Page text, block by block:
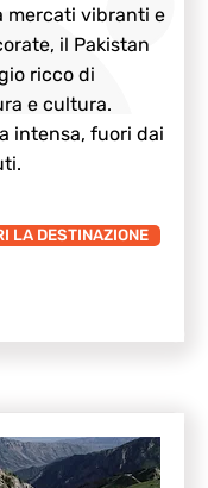
mercati vibranti e
il Pakistan
ricco di
e cultura.
intensa, fuori dai
LA DESTINAZIONE